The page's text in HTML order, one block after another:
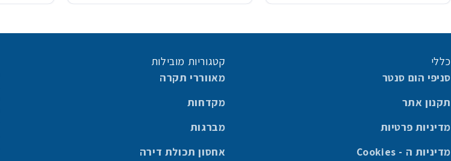
כללי
סניפי הום סנטר
תקנון אתר
מדיניות פרטיות
מדיניות ה - Cookies
קטגוריות מובילות
מאווררי תקרה
מקדחות
מברגות
אחסון תכולת דירה